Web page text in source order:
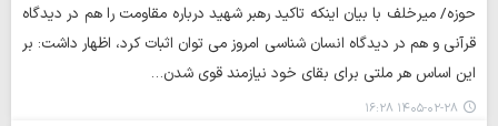
حوزه/ میرخلف با بیان اینکه تاکید رهبر شهید درباره مقاومت را هم در دیدگاه
قرآنی و هم در دیدگاه انسان شناسی امروز می توان اثبات کرد، اظهار داشت: بر
این اساس هر ملتی برای بقای خود نیازمند قوی شدن…
۱۴۰۵-۰۲-۲۸ ۱۶:۲۸